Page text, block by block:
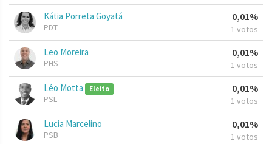
Kátia Porreta Goyatá
PDT
0,01%
1 votos
Leo Moreira
PHS
0,01%
1 votos
Léo Motta Eleito
PSL
0,01%
1 votos
Lucia Marcelino
PSB
0,01%
1 votos